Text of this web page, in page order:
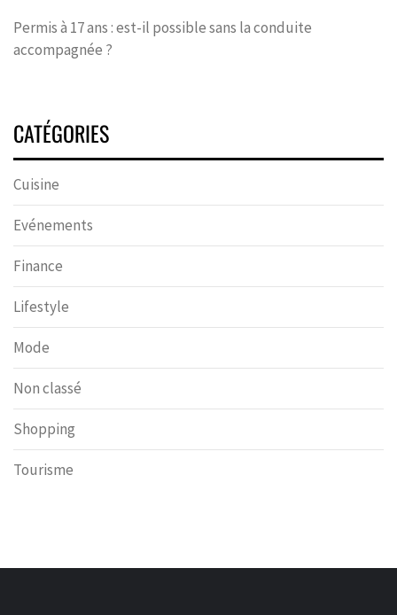
Permis à 17 ans : est-il possible sans la conduite
accompagnée ?
CATÉGORIES
Cuisine
Evénements
Finance
Lifestyle
Mode
Non classé
Shopping
Tourisme